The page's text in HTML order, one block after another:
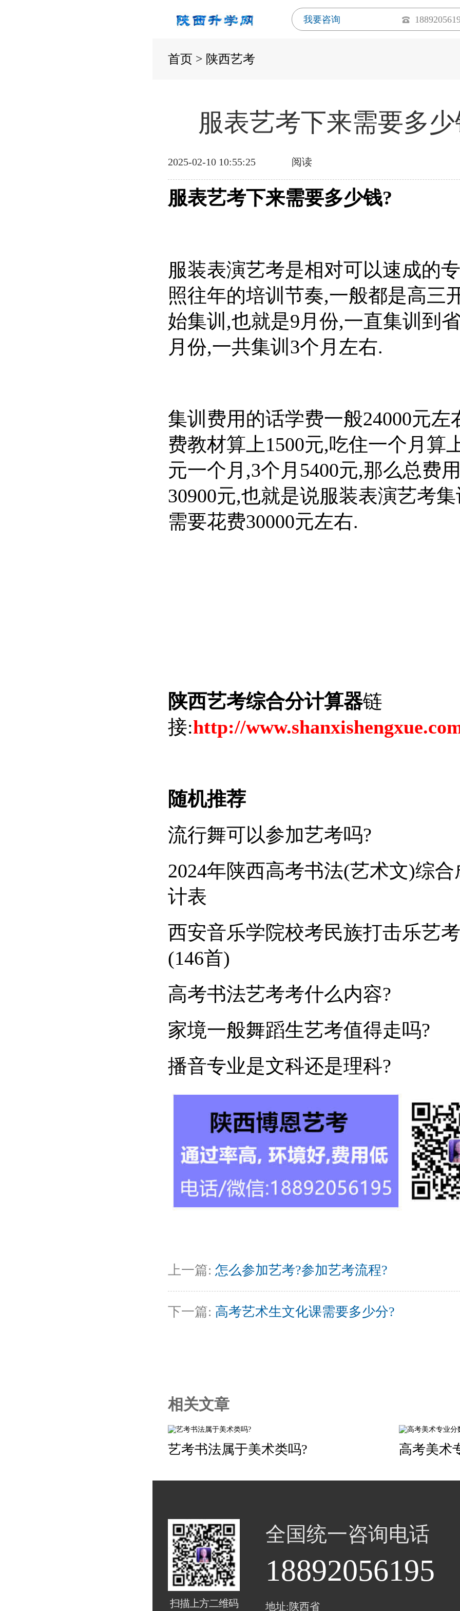
我要咨询
首页 > 陕西艺考
服表艺考下来需要多少
2025-02-10 10:55:25 阅读
服表艺考下来需要多少钱?
服装表演艺考是相对可以速成的
照往年的培训节奏,一般都是高三
始集训,也就是9月份,一直集训到
月份,一共集训3个月左右.
集训费用的话学费一般24000元左
费教材算上1500元,吃住一个月算
元一个月,3个月5400元,那么总费
30900元,也就是说服装表演艺考
需要花费30000元左右.
陕西艺考综合分计算器链
接:http://
随机推荐
流行舞可以参加艺考吗?
2024年陕西高考书法(艺术文)综
计表
西安音乐学院校考民族打击乐艺
(146首)
高考书法艺考考什么内容?
家境一般舞蹈生艺考值得走吗?
播音专业是文科还是理科?
上一篇: 怎么参加艺考?参加艺考流程?
下一篇: 高考艺术生文化课需要多少分?
相关文章
艺考书法属于美术类吗? 高考美术
扫描上方二维码
全国统一咨询电话
18892056195
地址:陕西省